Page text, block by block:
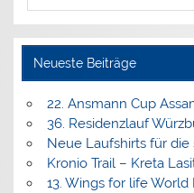
Neueste Beiträge
22. Ansmann Cup
36. Residenzlauf
Neue Laufshirts für
Kronio Trail – Kreta
13. Wings for life